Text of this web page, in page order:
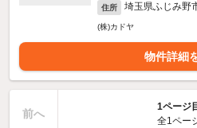
住所 埼玉県ふじみ野
(株)カドヤ
物件詳細
前へ
1ページ
全1ペー